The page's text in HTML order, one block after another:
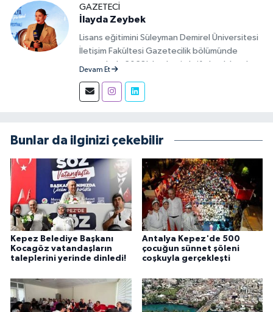
GAZETECI
İlayda Zeybek
Lisans eğitimini Süleyman Demirel Üniversitesi
İletişim Fakültesi Gazetecilik bölümünde
tamamladı. 2023'den beri aktif olarak basılı,
aşamalarında muhabir ve editör olarak görev
alıyor.
Devam Et
Bunlar da ilginizi çekebilir
Kepez Belediye Başkanı
Kocagöz vatandaşların
taleplerini yerinde dinledi!
Antalya Kepez'de 500
çocuğun sünnet şöleni
coşkuyla gerçekleşti